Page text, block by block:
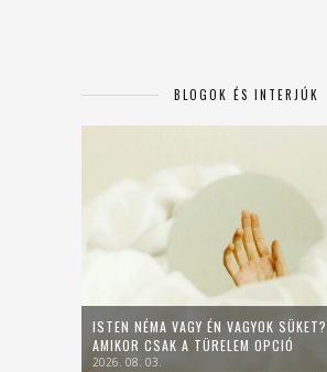
BLOGOK ÉS INTERJÚK
ISTEN NÉMA VAGY ÉN VAGYOK
AMIKOR CSAK A TÜRELEM OPCIÓ
2026. 08. 03.